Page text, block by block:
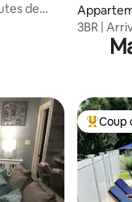
de
3BR |
Accès
Coup
Coup